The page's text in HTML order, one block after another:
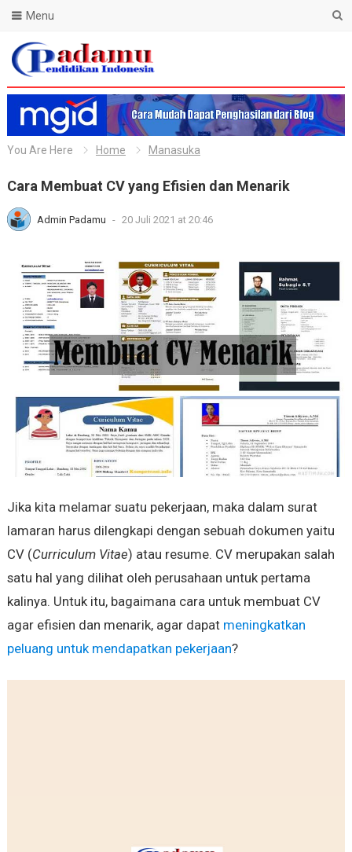
Blog Padamu
Menu
You Are Here Home Manasuka
Cara Membuat CV yang Efisien dan Menarik
Admin Padamu - 20 Juli 2021 at 20:46
Jika kita melamar suatu pekerjaan, maka dalam surat
lamaran harus dilengkapi dengan sebuah dokumen yaitu
CV (Curriculum Vitae) atau resume. CV merupakan salah
satu hal yang dilihat oleh perusahaan untuk pertama
kalinya. Untuk itu, bagaimana cara untuk membuat CV
agar efisien dan menarik, agar dapat meningkatkan
peluang untuk mendapatkan pekerjaan?